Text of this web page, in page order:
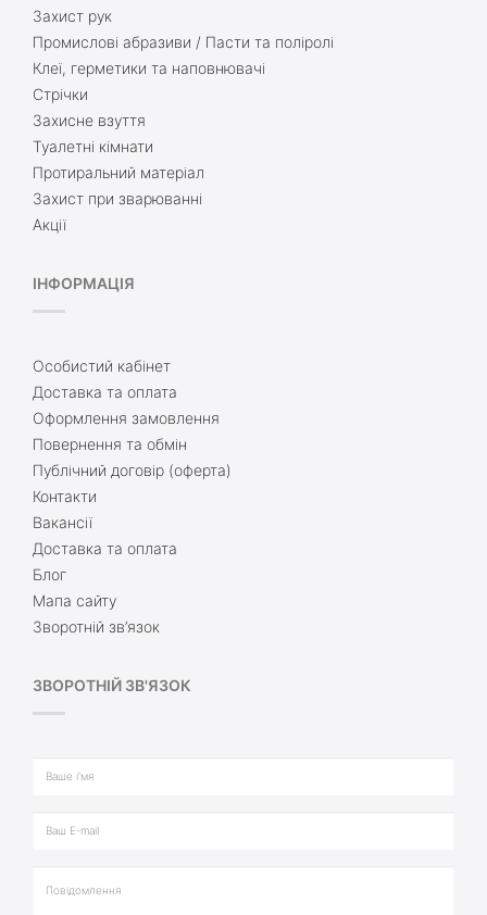
Захист рук
Промислові абразиви / Пасти та поліролі
Клеї, герметики та наповнювачі
Стрічки
Захисне взуття
Туалетні кімнати
Протиральний матеріал
Захист при зварюванні
Акції
ІНФОРМАЦІЯ
Особистий кабінет
Доставка та оплата
Оформлення замовлення
Повернення та обмін
Публічний договір (оферта)
Контакти
Вакансії
Доставка та оплата
Блог
Мапа сайту
Зворотній зв’язок
ЗВОРОТНІЙ ЗВ'ЯЗОК